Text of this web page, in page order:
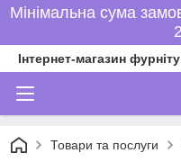
Мінімальна сума
Інтернет-магазин
Товари та послуги